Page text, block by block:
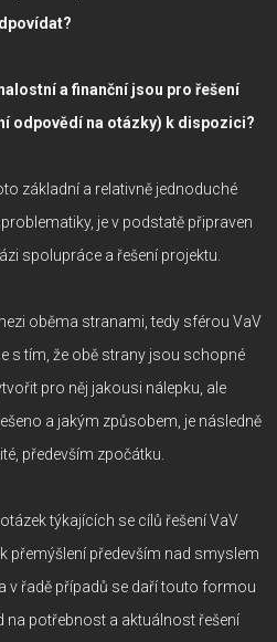
a finanční jsou pro řešení
odpovědí na otázky) k dispozici?
základní a relativně jednoduché
je v podstatě připraven
spolupráce a řešení projektu.
oběma stranami, tedy sférou VaV
s tím, že obě strany jsou schopné
pro něj jakousi nálepku, ale
a jakým způsobem, je následně
především zpočátku.
týkajících se cílů řešení VaV
přemýšlení především nad smyslem
v řadě případů se daří touto formou
na potřebnost a aktuálnost řešení